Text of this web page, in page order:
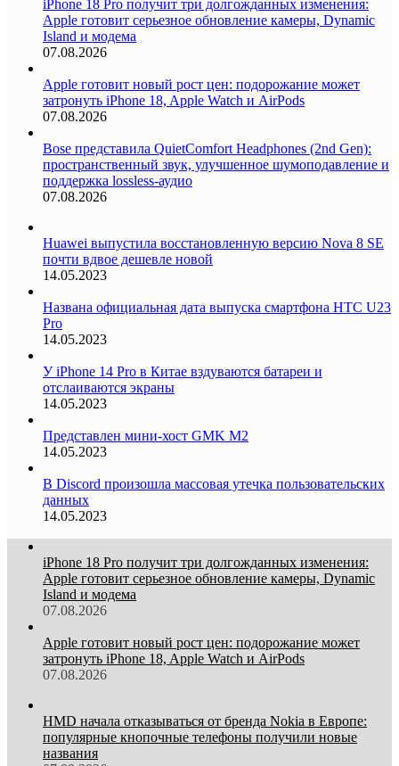
iPhone 18 Pro получит три долгожданных изменения:
Apple готовит серьезное обновление камеры, Dynamic
Island и модема
07.08.2026
Apple готовит новый рост цен: подорожание может
затронуть iPhone 18, Apple Watch и AirPods
07.08.2026
Bose представила QuietComfort Headphones (2nd Gen):
пространственный звук, улучшенное шумоподавление и
поддержка lossless-аудио
07.08.2026
Huawei выпустила восстановленную версию Nova 8 SE
почти вдвое дешевле новой
14.05.2023
Названа официальная дата выпуска смартфона HTC U23
Pro
14.05.2023
У iPhone 14 Pro в Китае вздуваются батареи и
отслаиваются экраны
14.05.2023
Представлен мини-хост GMK M2
14.05.2023
В Discord произошла массовая утечка пользовательских
данных
14.05.2023
iPhone 18 Pro получит три долгожданных изменения:
Apple готовит серьезное обновление камеры, Dynamic
Island и модема
07.08.2026
Apple готовит новый рост цен: подорожание может
затронуть iPhone 18, Apple Watch и AirPods
07.08.2026
HMD начала отказываться от бренда Nokia в Европе:
популярные кнопочные телефоны получили новые
названия